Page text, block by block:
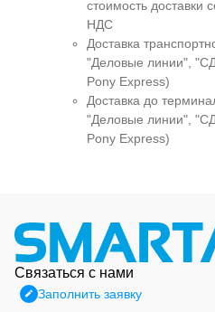
стоимость доставки
НДС
Доставка
"Деловые линии",
Pony Express)
Доставка до
"Деловые линии",
Pony Express)
Связаться с нами
Заполнить заявку